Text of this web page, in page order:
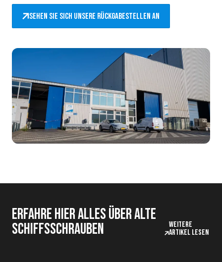
Sehen Sie sich unsere Rückgabestellen an
Erfahre hier alles über alte
Schiffsschrauben
Weitere
Artikel lesen